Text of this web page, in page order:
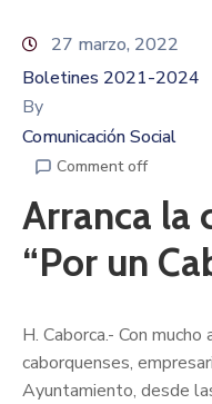
27 marzo, 2022
Boletines 2021-2024
By
Comunicación Social
Comment off
Arranca la
“Por un
H. Caborca.- Con
caborquenses,
Ayuntamiento, desde